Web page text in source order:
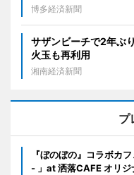
博多経済新聞
サザンビーチで2年ぶ
火玉も再利用
湘南経済新聞
プ
『ぼのぼの』コラボカ
- 」at 洒落CAFE オリジ